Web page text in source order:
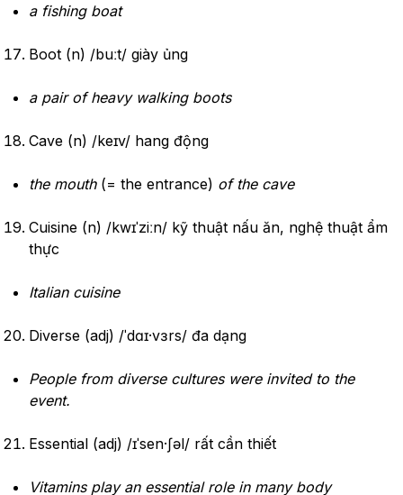
a fishing boat
Boot (n) /buːt/ giày ủng
a pair of heavy walking boots
Cave (n) /keɪv/ hang động
the mouth (= the entrance) of the cave
Cuisine (n) /kwɪˈziːn/ kỹ thuật nấu ăn, nghệ thuật ẩm
thực
Italian cuisine
Diverse (adj) /ˈdɑɪ·vɜrs/ đa dạng
People from diverse cultures were invited to the
event.
Essential (adj) /ɪˈsen·ʃəl/ rất cần thiết
Vitamins play an essential role in many body